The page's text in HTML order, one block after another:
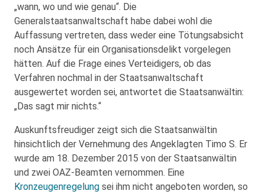
„wann, wo und wie genau“. Die
Generalstaatsanwaltschaft habe dabei wohl die
Auffassung vertreten, dass weder eine Tötungsabsicht
noch Ansätze für ein Organisationsdelikt vorgelegen
hätten. Auf die Frage eines Verteidigers, ob das
Verfahren nochmal in der Staatsanwaltschaft
ausgewertet worden sei, antwortet die Staatsanwältin:
„Das sagt mir nichts.“
Auskunftsfreudiger zeigt sich die Staatsanwältin
hinsichtlich der Vernehmung des Angeklagten Timo S. Er
wurde am 18. Dezember 2015 von der Staatsanwältin
und zwei OAZ-Beamten vernommen. Eine
Kronzeugenregelung sei ihm nicht angeboten worden, so